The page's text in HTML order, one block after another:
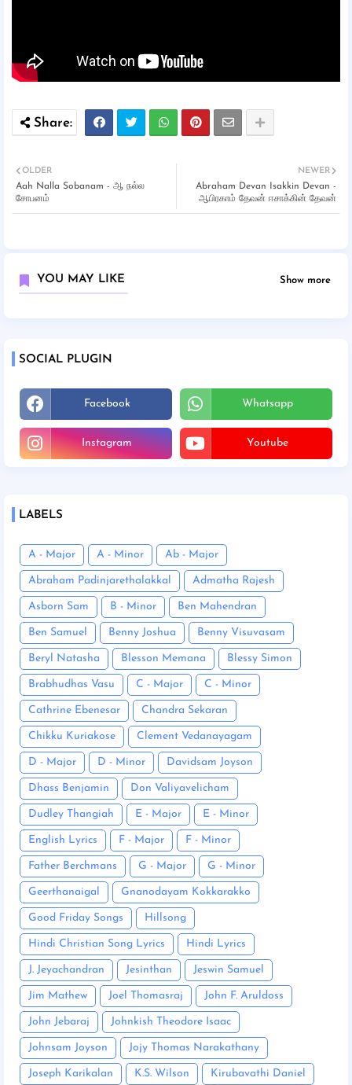
NEWER
Abraham Devan Isakkin Devan -
ஆபிரகாம் தேவன் ஈசாக்கின் தேவன்
OLDER
Aah Nalla Sobanam - ஆ நல்ல
சோபனம்
YOU MAY LIKE Show more
SOCIAL PLUGIN
Facebook Whatsapp
Instagram Youtube
LABELS
A - Major A - Minor Ab - Major
Abraham Padinjarethalakkal Admatha Rajesh
Asborn Sam B - Minor Ben Mahendran
Ben Samuel Benny Joshua Benny Visuvasam
Beryl Natasha Blesson Memana Blessy Simon
Brabhudhas Vasu C - Major C - Minor
Cathrine Ebenesar Chandra Sekaran
Chikku Kuriakose Clement Vedanayagam
D - Major D - Minor Davidsam Joyson
Dhass Benjamin Don Valiyavelicham
Dudley Thangiah E - Major E - Minor
English Lyrics F - Major F - Minor
Father Berchmans G - Major G - Minor
Geerthanaigal Gnanodayam Kokkarakko
Good Friday Songs Hillsong
Hindi Christian Song Lyrics Hindi Lyrics
J. Jeyachandran Jesinthan Jeswin Samuel
Jim Mathew Joel Thomasraj John F. Aruldoss
John Jebaraj Johnkish Theodore Isaac
Johnsam Joyson Jojy Thomas Narakathany
Joseph Karikalan K.S. Wilson Kirubavathi Daniel